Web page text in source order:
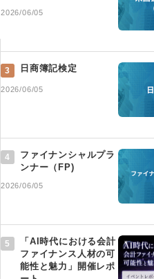
2026/06/05
3 日商簿記検定
2026/06/05
4
ファイナンシャルプラ
ンナー（FP)
2026/06/05
5
「AI時代における会計
ファイナンス人材の可
能性と魅力」開催レポ